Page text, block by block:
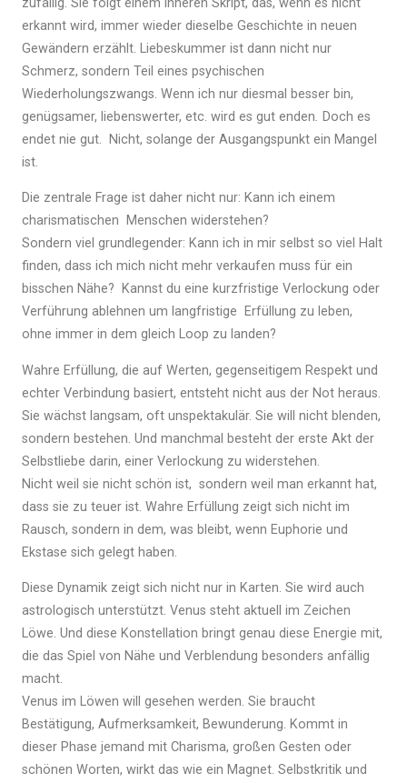
erkannt wird, immer wieder dieselbe Geschichte in neuen
Gewändern erzählt. Liebeskummer ist dann nicht nur
Schmerz, sondern Teil eines psychischen
Wiederholungszwangs. Wenn ich nur diesmal besser bin,
genügsamer, liebenswerter, etc. wird es gut enden. Doch es
endet nie gut. Nicht, solange der Ausgangspunkt ein Mangel
ist.
Die zentrale Frage ist daher nicht nur: Kann ich einem
charismatischen Menschen widerstehen?
Sondern viel grundlegender: Kann ich in mir selbst so viel Halt
finden, dass ich mich nicht mehr verkaufen muss für ein
bisschen Nähe? Kannst du eine kurzfristige Verlockung oder
Verführung ablehnen um langfristige Erfüllung zu leben,
ohne immer in dem gleich Loop zu landen?
Wahre Erfüllung, die auf Werten, gegenseitigem Respekt und
echter Verbindung basiert, entsteht nicht aus der Not heraus.
Sie wächst langsam, oft unspektakulär. Sie will nicht blenden,
sondern bestehen. Und manchmal besteht der erste Akt der
Selbstliebe darin, einer Verlockung zu widerstehen.
Nicht weil sie nicht schön ist, sondern weil man erkannt hat,
dass sie zu teuer ist. Wahre Erfüllung zeigt sich nicht im
Rausch, sondern in dem, was bleibt, wenn Euphorie und
Ekstase sich gelegt haben.
Diese Dynamik zeigt sich nicht nur in Karten. Sie wird auch
astrologisch unterstützt. Venus steht aktuell im Zeichen
Löwe. Und diese Konstellation bringt genau diese Energie mit,
die das Spiel von Nähe und Verblendung besonders anfällig
macht.
Venus im Löwen will gesehen werden. Sie braucht
Bestätigung, Aufmerksamkeit, Bewunderung. Kommt in
dieser Phase jemand mit Charisma, großen Gesten oder
schönen Worten, wirkt das wie ein Magnet. Selbstkritik und